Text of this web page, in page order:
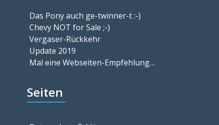
Das Pony auch ge-twinner-t :-)
Chevy NOT for Sale ;-)
Vergaser-Rückkehr
Update 2019
Mal eine Webseiten-Empfehlung…
Seiten